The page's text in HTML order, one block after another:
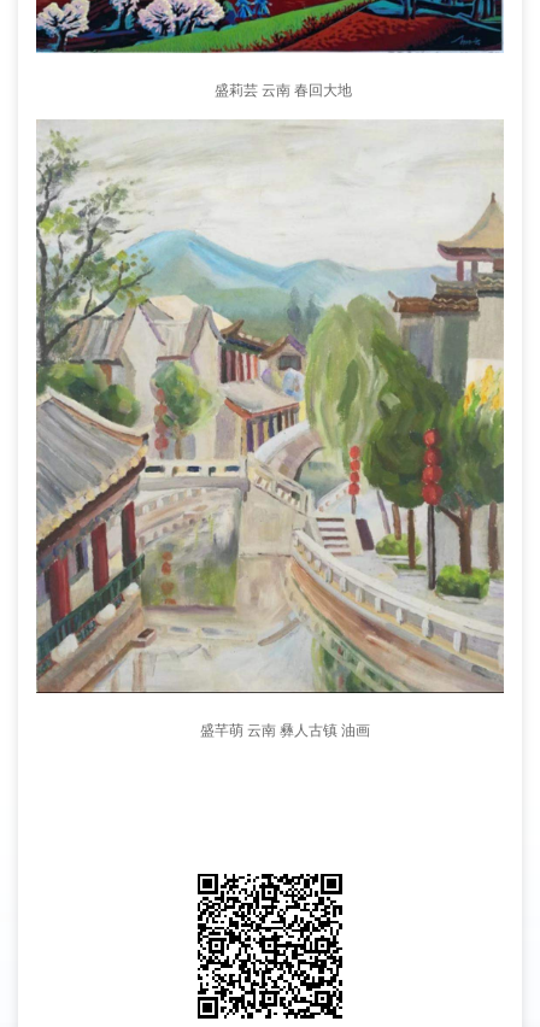
盛莉芸 云南 春回大地
盛芊萌 云南 彝人古镇 油画